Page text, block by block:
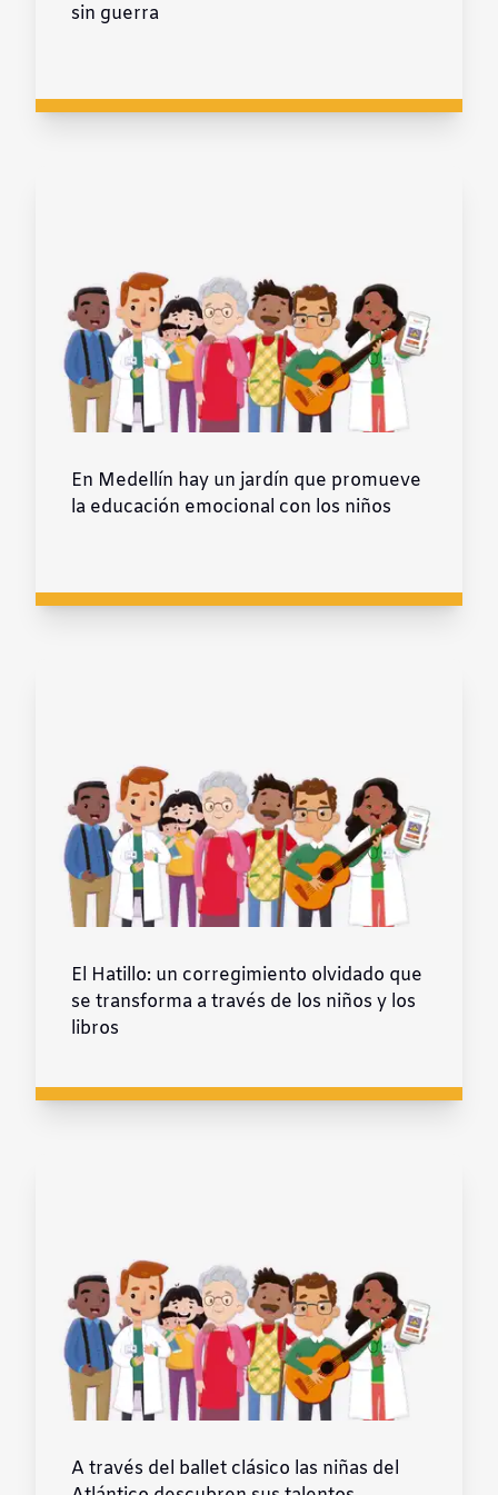
sin guerra
En Medellín hay un jardín que promueve
la educación emocional con los niños
El Hatillo: un corregimiento olvidado que
se transforma a través de los niños y los
libros
A través del ballet clásico las niñas del